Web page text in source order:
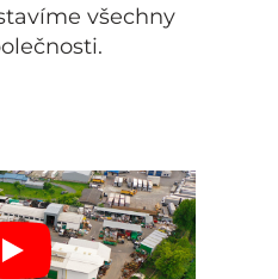
všechny
Play